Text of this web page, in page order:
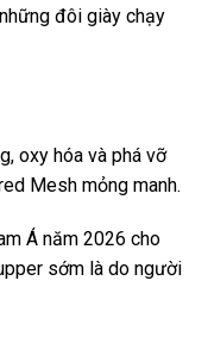
đôi giày chạy
oxy hóa và phá vỡ
Mesh mỏng manh.
Á năm 2026 cho
sớm là do người